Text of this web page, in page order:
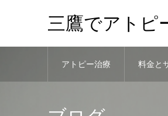
三鷹でアトピ
アトピー治療 料金と